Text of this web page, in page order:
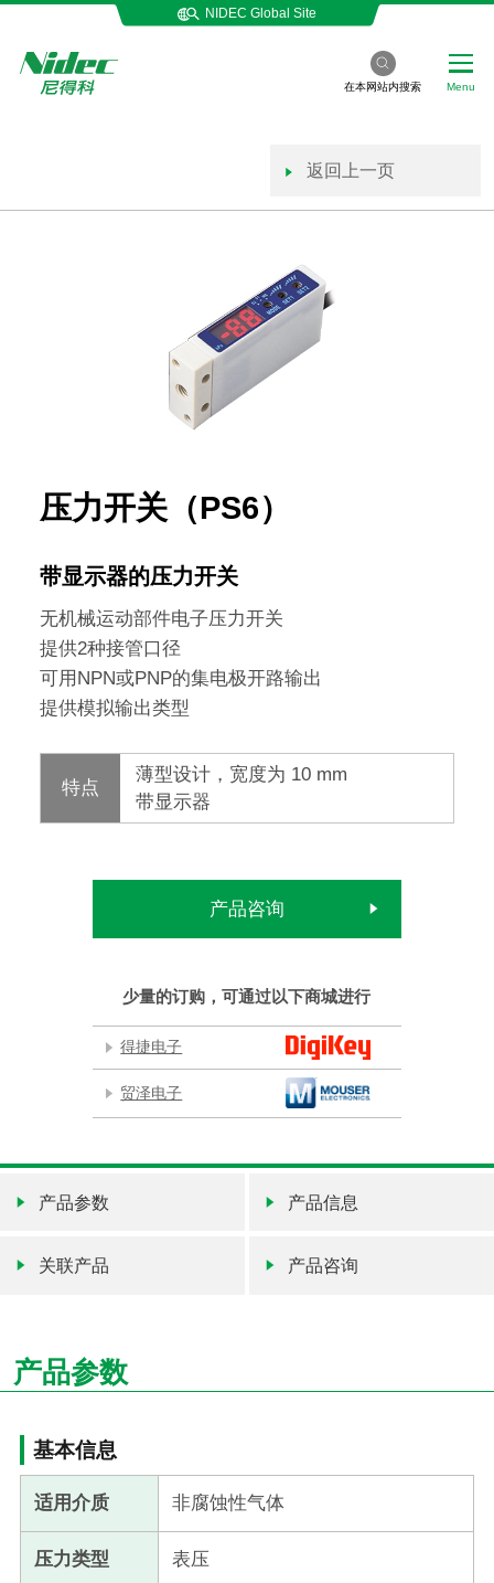
NIDEC Global Site
在本网站内搜索 Menu
返回上一页
压力开关（PS6）
带显示器的压力开关
无机械运动部件电子压力开关
提供2种接管口径
可用NPN或PNP的集电极开路输出
提供模拟输出类型
特点
薄型设计，宽度为 10 mm
带显示器
产品咨询
少量的订购，可通过以下商城进行
得捷电子
贸泽电子
产品参数 产品信息
关联产品 产品咨询
产品参数
基本信息
适用介质 非腐蚀性气体
压力类型 表压